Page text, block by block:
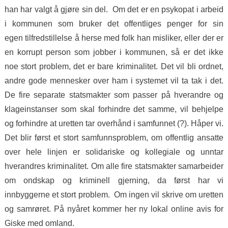
han har valgt å gjøre sin del. Om det er en psykopat i arbeid
i kommunen som bruker det offentliges penger for sin
egen tilfredstillelse å herse med folk han misliker, eller der er
en korrupt person som jobber i kommunen, så er det ikke
noe stort problem, det er bare kriminalitet. Det vil bli ordnet,
andre gode mennesker over ham i systemet vil ta tak i det.
De fire separate statsmakter som passer på hverandre og
klageinstanser som skal forhindre det samme, vil behjelpe
og forhindre at uretten tar overhånd i samfunnet (?). Håper vi.
Det blir først et stort samfunnsproblem, om offentlig ansatte
over hele linjen er solidariske og kollegiale og unntar
hverandres kriminalitet. Om alle fire statsmakter samarbeider
om ondskap og kriminell gjerning, da først har vi
innbyggerne et stort problem. Om ingen vil skrive om uretten
og samrøret. På nyåret kommer her ny lokal online avis for
Giske med omland.